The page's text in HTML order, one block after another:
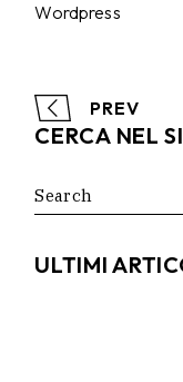
Wordpress
PREV
CERCA NEL
Search
for:
ULTIMI